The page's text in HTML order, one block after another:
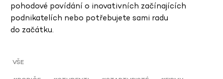
pohodové povídání o inovativních začínajících
podnikatelích nebo potřebujete sami radu
do začátku.
VŠE